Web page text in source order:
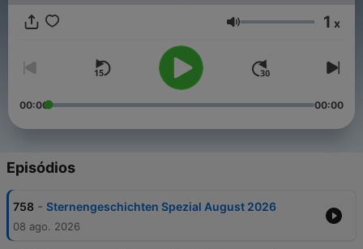
tun: Mit PayPal (https://www.paypal.me/florianfreistetter),
Steady (https://steadyhq.com/sternengeschichten)
Volume 1 x
00:00 00:00
Episódios
758 - Sternengeschichten Spezial August 2026
08 ago. 2026